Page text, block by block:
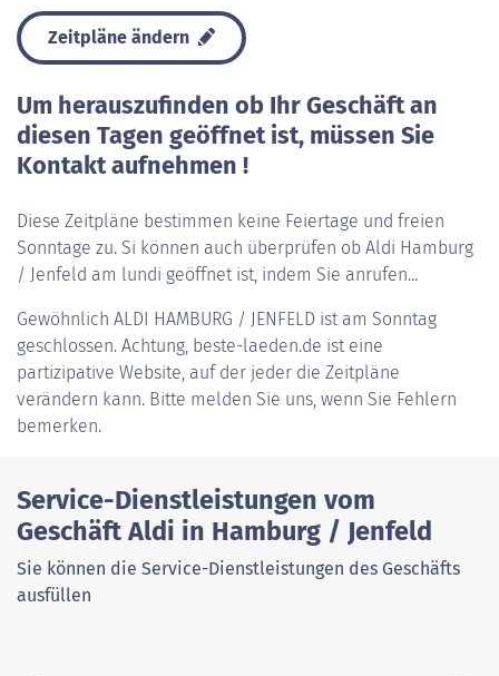
Zeitpläne ändern
Um herauszufinden ob Ihr Geschäft an
diesen Tagen geöffnet ist, müssen Sie
Kontakt aufnehmen !
Diese Zeitpläne bestimmen keine Feiertage und freien
Sonntage zu. Si können auch überprüfen ob Aldi Hamburg
/ Jenfeld am lundi geöffnet ist, indem Sie anrufen...
Gewöhnlich ALDI HAMBURG / JENFELD ist am Sonntag
geschlossen. Achtung, beste-laeden.de ist eine
partizipative Website, auf der jeder die Zeitpläne
verändern kann. Bitte melden Sie uns, wenn Sie Fehlern
bemerken.
Service-Dienstleistungen vom
Geschäft Aldi in Hamburg / Jenfeld
Sie können die Service-Dienstleistungen des Geschäfts
ausfüllen